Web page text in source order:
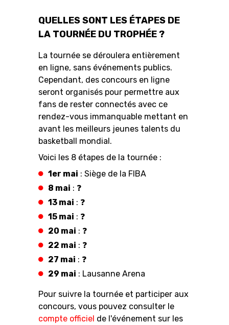
QUELLES SONT LES ÉTAPES DE
LA TOURNÉE DU TROPHÉE ?
La tournée se déroulera entièrement
en ligne, sans événements publics.
Cependant, des concours en ligne
seront organisés pour permettre aux
fans de rester connectés avec ce
rendez-vous immanquable mettant en
avant les meilleurs jeunes talents du
basketball mondial.
Voici les 8 étapes de la tournée :
1er mai : Siège de la FIBA
8 mai : ❓
13 mai : ❓
15 mai : ❓
20 mai : ❓
22 mai : ❓
27 mai : ❓
29 mai : Lausanne Arena
Pour suivre la tournée et participer aux
concours, vous pouvez consulter le
compte officiel de l'événement sur les